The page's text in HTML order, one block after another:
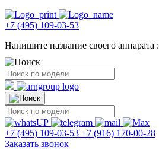
+7 (495) 109-03-53
Напишите название своего аппарата :
+7 (495) 109-03-53 +7 (916) 170-00-28
Заказать звонок